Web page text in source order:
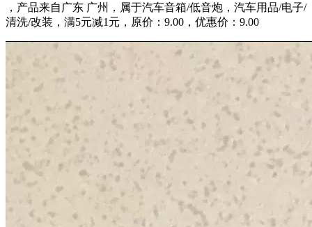
，产品来自广东 广州，属于汽车音箱/低音炮，汽车用品/电子/
清洗/改装，满5元减1元，原价：9.00，优惠价：9.00